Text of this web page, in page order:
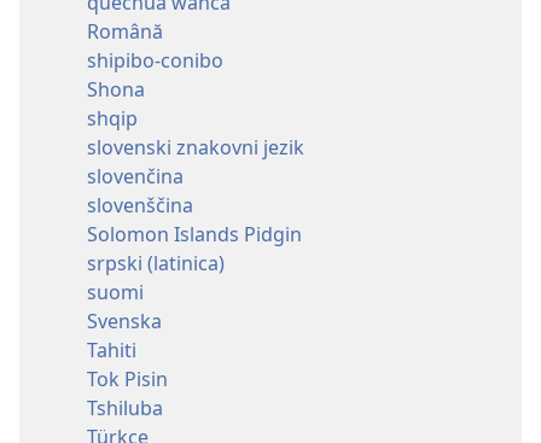
Română
shipibo-conibo
Shona
shqip
slovenski znakovni jezik
slovenčina
slovenščina
Solomon Islands Pidgin
srpski (latinica)
suomi
Svenska
Tahiti
Tok Pisin
Tshiluba
Türkçe